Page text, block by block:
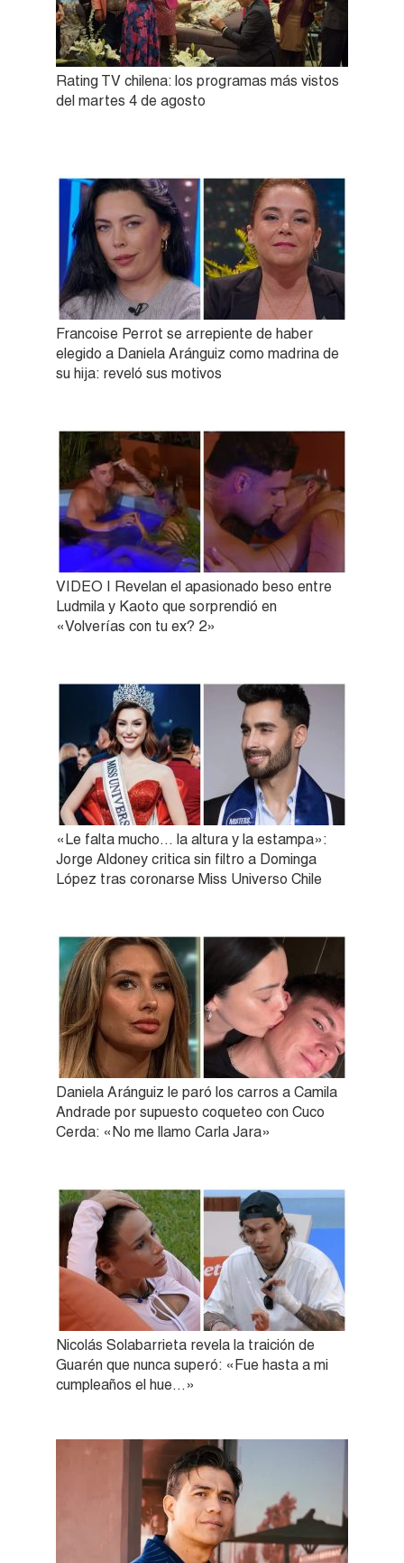
Rating TV chilena: los programas más vistos
del martes 4 de agosto
Francoise Perrot se arrepiente de haber
elegido a Daniela Aránguiz como madrina de
su hija: reveló sus motivos
VIDEO | Revelan el apasionado beso entre
Ludmila y Kaoto que sorprendió en
«Volverías con tu ex? 2»
«Le falta mucho… la altura y la estampa»:
Jorge Aldoney critica sin filtro a Dominga
López tras coronarse Miss Universo Chile
Daniela Aránguiz le paró los carros a Camila
Andrade por supuesto coqueteo con Cuco
Cerda: «No me llamo Carla Jara»
Nicolás Solabarrieta revela la traición de
Guarén que nunca superó: «Fue hasta a mi
cumpleaños el hue…»